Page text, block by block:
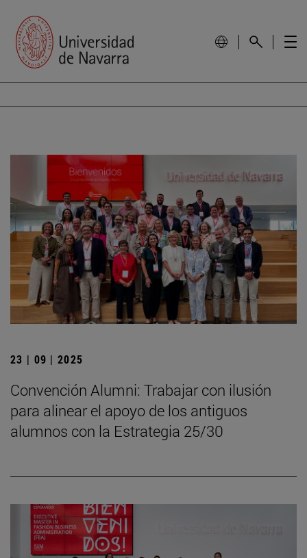
23 | 09 | 2025
Convención Alumni: Trabajar con ilusión
para alinear el apoyo de los antiguos
alumnos con la Estrategia 25/30